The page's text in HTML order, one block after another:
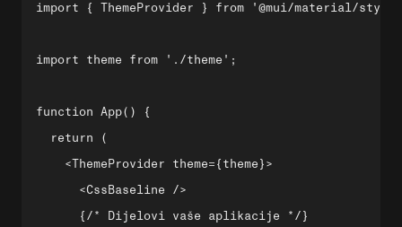
import { ThemeProvider } from '@mui/material/
import theme from './theme';
function App() {
  return (
    <ThemeProvider theme={theme}>
      <CssBaseline />
      {/* Dijelovi vaše aplikacije */}